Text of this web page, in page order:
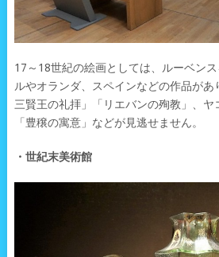
17～18世紀の絵画としては、ルーベン
ルやオランダ、スペインなどの作品が
三賢王の礼拝」「リエバンの殉教」、ヤ
「豊穣の寓意」などが見逃せません。
・世紀末美術館